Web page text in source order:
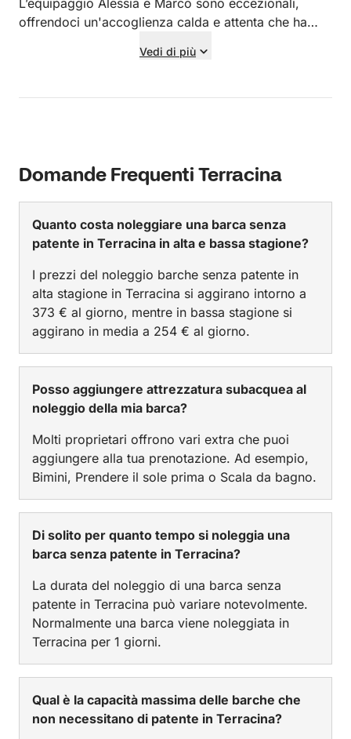
L’equipaggio Alessia e Marco sono eccezionali,
offrendoci un'accoglienza calda e attenta che ha
sempre disponibile per ogni nostra richiesta,
pazienza. Alessia, con le sue doti culinarie
Andrea è stato sempre prontamente disponibile,
incontrare un equipaggio così competente e
appassionato; ci hanno fatto sentire veramente
speciali. Grazie di cuore per questa meravigliosa
esperienza!
Vedi di più
Domande Frequenti Terracina
Quanto costa noleggiare una barca senza
patente in Terracina in alta e bassa stagione?
I prezzi del noleggio barche senza patente in
alta stagione in Terracina si aggirano intorno a
373 € al giorno, mentre in bassa stagione si
aggirano in media a 254 € al giorno.
Posso aggiungere attrezzatura subacquea al
noleggio della mia barca?
Molti proprietari offrono vari extra che puoi
aggiungere alla tua prenotazione. Ad esempio,
Bimini, Prendere il sole prima o Scala da bagno.
Di solito per quanto tempo si noleggia una
barca senza patente in Terracina?
La durata del noleggio di una barca senza
patente in Terracina può variare notevolmente.
Normalmente una barca viene noleggiata in
Terracina per 1 giorni.
Qual è la capacità massima delle barche che
non necessitano di patente in Terracina?